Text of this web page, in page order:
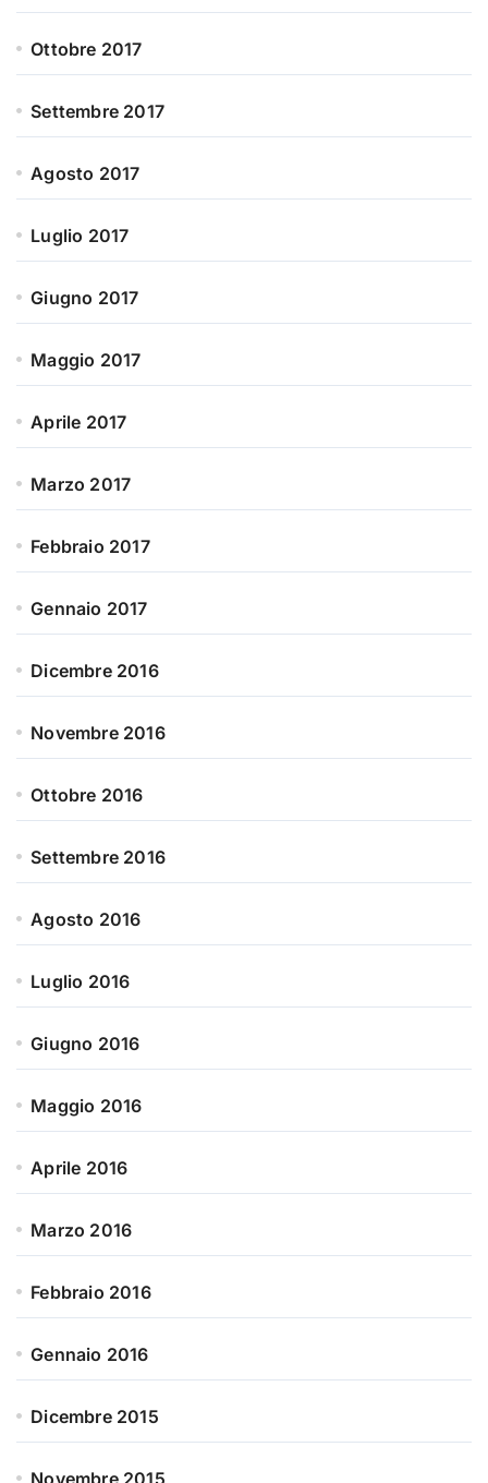
Ottobre 2017
Settembre 2017
Agosto 2017
Luglio 2017
Giugno 2017
Maggio 2017
Aprile 2017
Marzo 2017
Febbraio 2017
Gennaio 2017
Dicembre 2016
Novembre 2016
Ottobre 2016
Settembre 2016
Agosto 2016
Luglio 2016
Giugno 2016
Maggio 2016
Aprile 2016
Marzo 2016
Febbraio 2016
Gennaio 2016
Dicembre 2015